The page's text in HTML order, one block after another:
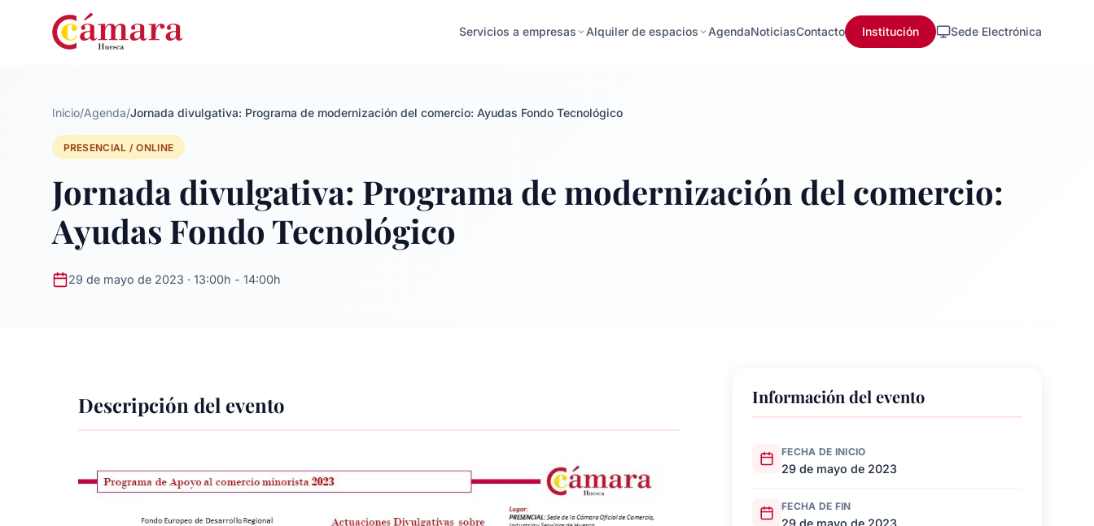
Servicios a empresas Alquiler de espacios AgendaNoticiasContacto Institución Sede Electrónica
Inicio/Agenda/Jornada divulgativa: Programa de modernización del comercio: Ayudas Fondo Tecnológico
PRESENCIAL / ONLINE
Jornada divulgativa: Programa de modernización del comercio:
Ayudas Fondo Tecnológico
29 de mayo de 2023 · 13:00h - 14:00h
Descripción del evento Información del evento
FECHA DE INICIO
29 de mayo de 2023
FECHA DE FIN